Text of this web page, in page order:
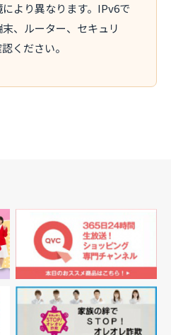
より異なります。IPv6で
、ルーター、セキュリ
ください。